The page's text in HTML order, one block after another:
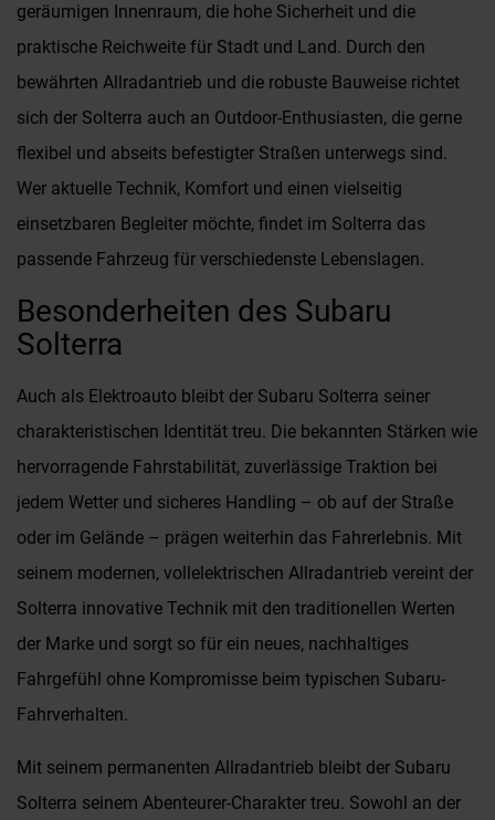
geräumigen Innenraum, die hohe Sicherheit und die
praktische Reichweite für Stadt und Land. Durch den
bewährten Allradantrieb und die robuste Bauweise richtet
sich der Solterra auch an Outdoor-Enthusiasten, die gerne
flexibel und abseits befestigter Straßen unterwegs sind.
Wer aktuelle Technik, Komfort und einen vielseitig
einsetzbaren Begleiter möchte, findet im Solterra das
passende Fahrzeug für verschiedenste Lebenslagen.
Besonderheiten des Subaru
Solterra
Auch als Elektroauto bleibt der Subaru Solterra seiner
charakteristischen Identität treu. Die bekannten Stärken wie
hervorragende Fahrstabilität, zuverlässige Traktion bei
jedem Wetter und sicheres Handling – ob auf der Straße
oder im Gelände – prägen weiterhin das Fahrerlebnis. Mit
seinem modernen, vollelektrischen Allradantrieb vereint der
Solterra innovative Technik mit den traditionellen Werten
der Marke und sorgt so für ein neues, nachhaltiges
Fahrgefühl ohne Kompromisse beim typischen Subaru-
Fahrverhalten.
Mit seinem permanenten Allradantrieb bleibt der Subaru
Solterra seinem Abenteurer-Charakter treu. Sowohl an der